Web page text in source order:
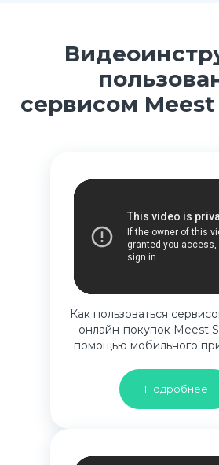
сервисом
Как пользоваться
онлайн-покупок Meest
помощью мобильного
Подробнее